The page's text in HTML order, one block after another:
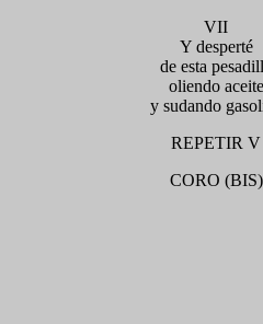
VII
Y desperté
de esta
oliendo aceite
y sudando
REPETIR V
CORO (BIS)